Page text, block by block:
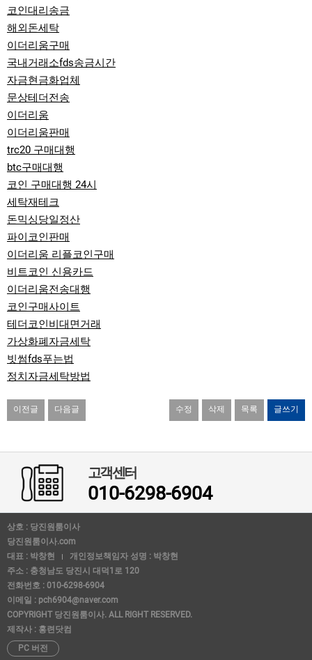
코인대리송금
해외돈세탁
이더리움구매
국내거래소fds송금시간
자금현금화업체
문상테더전송
이더리움
이더리움판매
trc20 구매대행
btc구매대행
코인 구매대행 24시
세탁재테크
돈믹싱당일정산
파이코인판매
이더리움 리플코인구매
비트코인 신용카드
이더리움전송대행
코인구매사이트
테더코인비대면거래
가상화폐자금세탁
빗썸fds푸는법
정치자금세탁방법
이전글 다음글 수정 삭제 목록 글쓰기
고객센터
010-6298-6904
상호 : 당진원룸이사
당진원룸이사.com
대표 : 박창현
개인정보책임자 성명 : 박창현
주소 : 충청남도 당진시 대덕1로 120
전화번호 : 010-6298-6904
이메일 : pch6904@naver.com
COPYRIGHT 당진원룸이사. ALL RIGHT RESERVED.
제작사 : 홍련닷컴
PC 버전